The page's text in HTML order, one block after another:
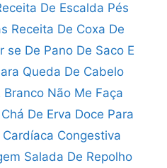
De Escalda Pés
Receita De Coxa De
se De Pano De Saco E
Queda De Cabelo
Branco Não Me Faça
Chá De Erva Doce Para
Congestiva
Salada De Repolho